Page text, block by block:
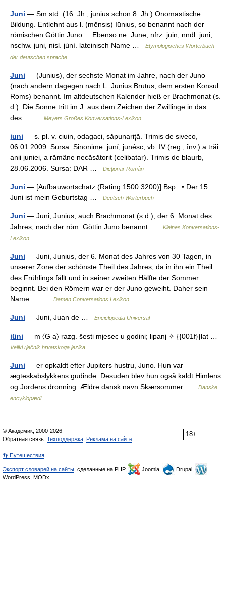
Juni — Sm std. (16. Jh., junius schon 8. Jh.) Onomastische
Bildung. Entlehnt aus l. (mēnsis) Iūnius, so benannt nach der
römischen Göttin Juno. Ebenso ne. June, nfrz. juin, nndl. juni,
nschw. juni, nisl. júní. lateinisch Name …
Etymologisches Wörterbuch
der deutschen sprache
Juni — (Junius), der sechste Monat im Jahre, nach der Juno
(nach andern dagegen nach L. Junius Brutus, dem ersten Konsul
Roms) benannt. Im altdeutschen Kalender hieß er Brachmonat (s.
d.). Die Sonne tritt im J. aus dem Zeichen der Zwillinge in das
des… …
Meyers Großes Konversations-Lexikon
juni — s. pl. v. ciuin, odagaci, săpunariţă. Trimis de siveco,
06.01.2009. Sursa: Sinonime juní, junésc, vb. IV (reg., înv.) a trăi
anii juniei, a rămâne necăsătorit (celibatar). Trimis de blaurb,
28.06.2006. Sursa: DAR …
Dicționar Român
Juni — [Aufbauwortschatz (Rating 1500 3200)] Bsp.: • Der 15.
Juni ist mein Geburtstag …
Deutsch Wörterbuch
Juni — Juni, Junius, auch Brachmonat (s.d.), der 6. Monat des
Jahres, nach der röm. Göttin Juno benannt …
Kleines Konversations-
Lexikon
Juni — Juni, Junius, der 6. Monat des Jahres von 30 Tagen, in
unserer Zone der schönste Theil des Jahres, da in ihn ein Theil
des Frühlings fällt und in seiner zweiten Hälfte der Sommer
beginnt. Bei den Römern war er der Juno geweiht. Daher sein
Name.… …
Damen Conversations Lexikon
Juni — Juni, Juan de … Enciclopedia Universal
jȗni — m 〈G a〉 razg. šesti mjesec u godini; lipanj ✧ {{001f}}lat …
Veliki rječnik hrvatskoga jezika
Juni — er opkaldt efter Jupiters hustru, Juno. Hun var
ægteskabslykkens gudinde. Desuden blev hun også kaldt Himlens
og Jordens dronning. Ældre dansk navn Skærsommer …
Danske
encyklopædi
18+
© Академик, 2000-2026
Обратная связь: Техподдержка Реклама на сайте
👣 Путешествия
Экспорт словарей на сайты , сделанные на PHP, Joomla,
Drupal,
WordPress, MODx.